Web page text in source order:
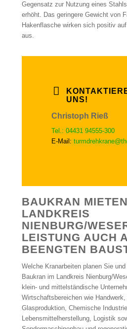
Gegensatz zur Nutzung eines
erhöht. Das geringere Gewicht von
Hakenflasche wirken sich positiv
aus.
UNS!
Christoph Rieß
Tel.: 04431 94555-300
E-Mail:
BAUKRAN
LANDKREIS
NIENBURG/
LEISTUNG AUCH
BEENGTEN
Welche Kranarbeiten planen Sie
Baukran im Landkreis Nienburg/
klein- und mittelständische
Wirtschaftsbereichen wie Handwerk,
Glasproduktion, Chemische
Lebensmittelherstellung, Logistik